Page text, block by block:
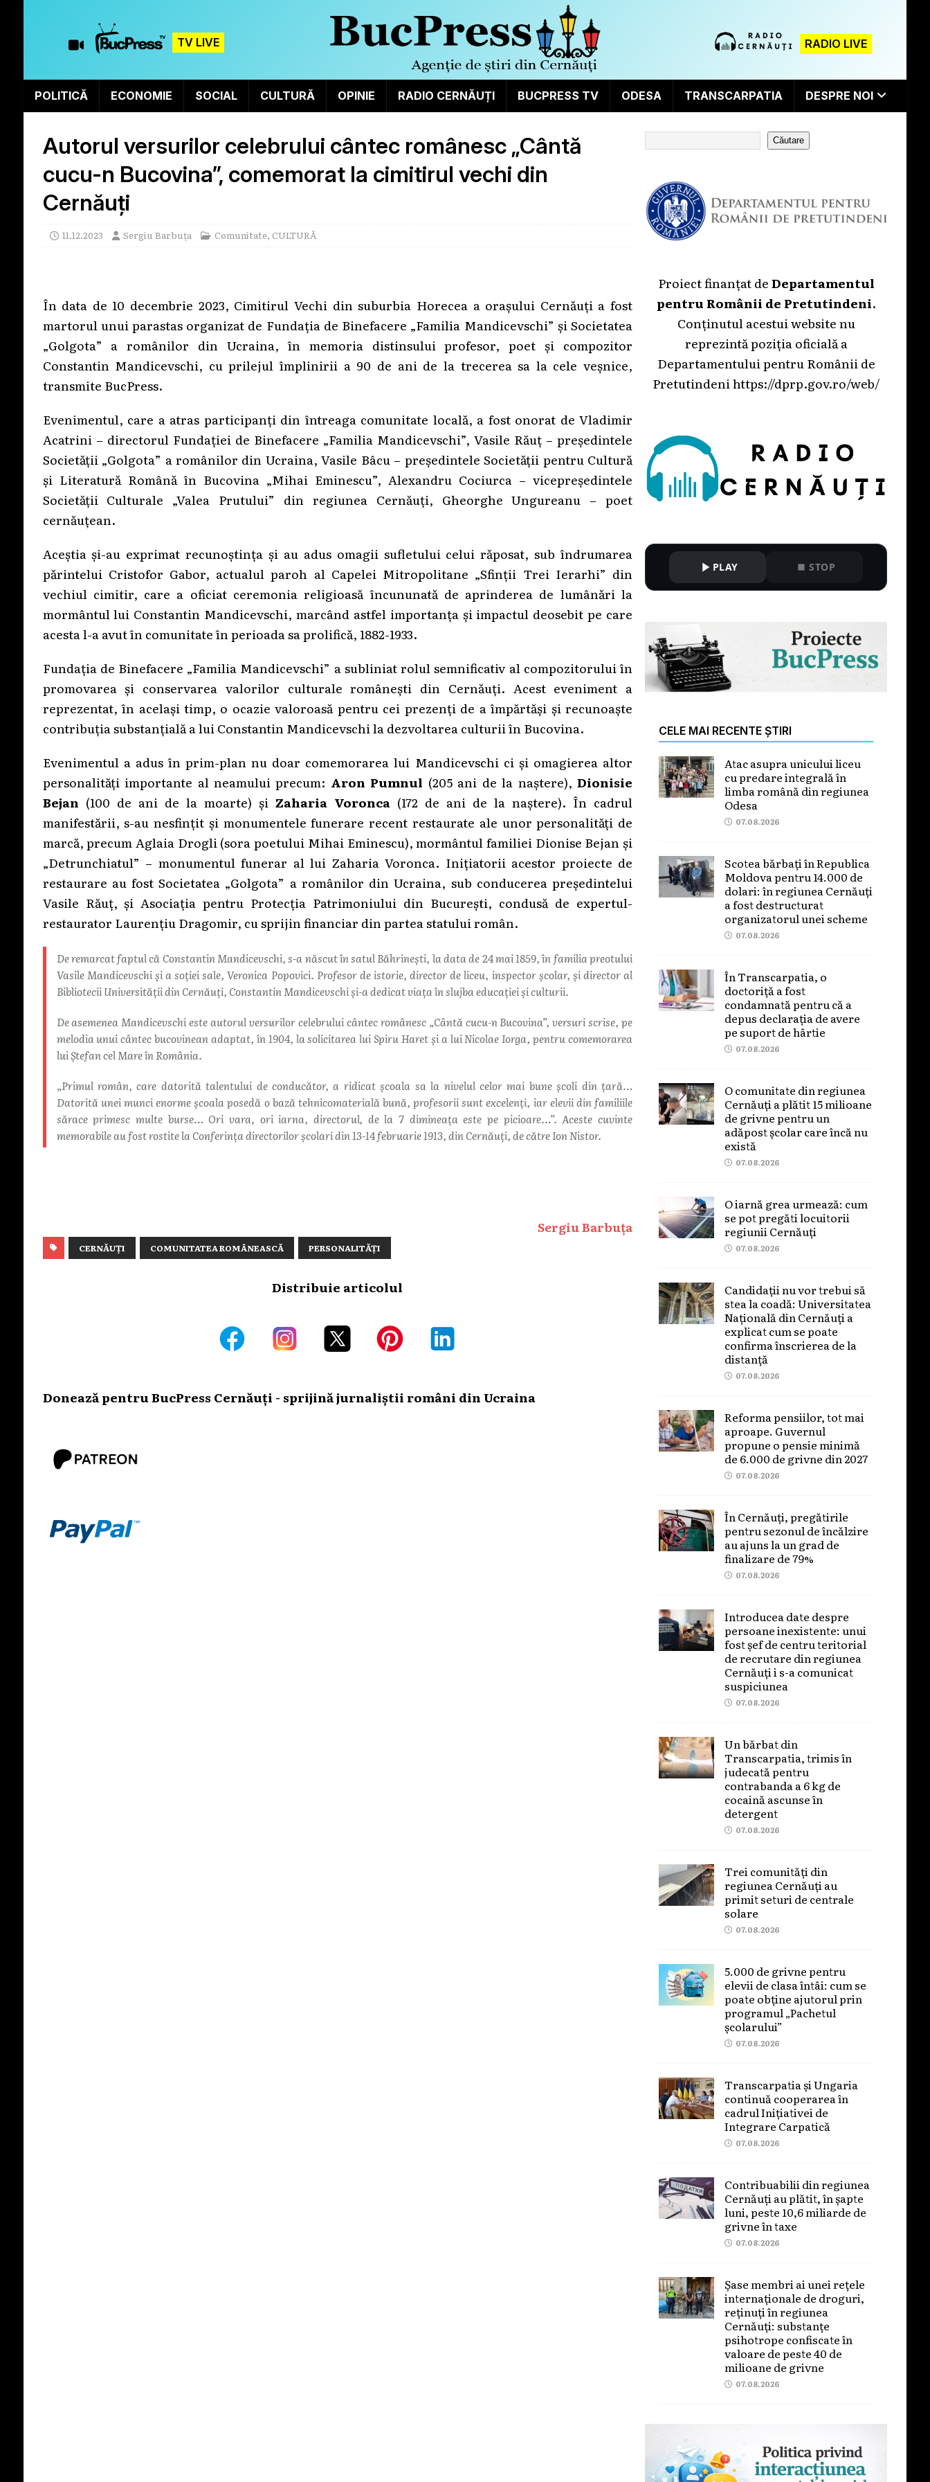
TV LIVE RADIO LIVE
POLITICĂ ECONOMIE SOCIAL CULTURĂ OPINIE RADIO CERNĂUȚI BUCPRESS TV ODESA TRANSCARPATIA DESPRE NOI
Autorul versurilor celebrului cântec românesc „Cântă
cucu-n Bucovina”, comemorat la cimitirul vechi din
Cernăuți
11.12.2023 Sergiu Barbuța Comunitate, CULTURĂ
În data de 10 decembrie 2023, Cimitirul Vechi din suburbia Horecea a orașului Cernăuți a fost
martorul unui parastas organizat de Fundația de Binefacere „Familia Mandicevschi” și Societatea
„Golgota” a românilor din Ucraina, în memoria distinsului profesor, poet și compozitor
Constantin Mandicevschi, cu prilejul împlinirii a 90 de ani de la trecerea sa la cele veșnice,
transmite BucPress.
Evenimentul, care a atras participanți din întreaga comunitate locală, a fost onorat de Vladimir
Acatrini – directorul Fundației de Binefacere „Familia Mandicevschi”, Vasile Răuț – președintele
Societății „Golgota” a românilor din Ucraina, Vasile Bâcu – președintele Societății pentru Cultură
și Literatură Română în Bucovina „Mihai Eminescu”, Alexandru Cociurca – vicepreședintele
Societății Culturale „Valea Prutului” din regiunea Cernăuți, Gheorghe Ungureanu – poet
cernăuțean.
Aceștia și-au exprimat recunoștința și au adus omagii sufletului celui răposat, sub îndrumarea
părintelui Cristofor Gabor, actualul paroh al Capelei Mitropolitane „Sfinții Trei Ierarhi” din
vechiul cimitir, care a oficiat ceremonia religioasă încununată de aprinderea de lumânări la
mormântul lui Constantin Mandicevschi, marcând astfel importanța și impactul deosebit pe care
acesta l-a avut în comunitate în perioada sa prolifică, 1882-1933.
Fundația de Binefacere „Familia Mandicevschi” a subliniat rolul semnificativ al compozitorului în
promovarea și conservarea valorilor culturale românești din Cernăuți. Acest eveniment a
reprezentat, în același timp, o ocazie valoroasă pentru cei prezenți de a împărtăși și recunoaște
contribuția substanțială a lui Constantin Mandicevschi la dezvoltarea culturii în Bucovina.
Evenimentul a adus în prim-plan nu doar comemorarea lui Mandicevschi ci și omagierea altor
personalități importante al neamului precum: Aron Pumnul (205 ani de la naștere),Dionisie
Bejan (100 de ani de la moarte) și Zaharia Voronca(172 de ani de la naștere). În cadrul
manifestării, s-au nesfințit și monumentele funerare recent restaurate ale unor personalități de
marcă, precum Aglaia Drogli (sora poetului Mihai Eminescu), mormântul familiei Dionise Bejan și
„Detrunchiatul” – monumentul funerar al lui Zaharia Voronca. Inițiatorii acestor proiecte de
restaurare au fost Societatea „Golgota” a românilor din Ucraina, sub conducerea președintelui
Vasile Răuț, și Asociația pentru Protecția Patrimoniului din București, condusă de expertul-
restaurator Laurențiu Dragomir, cu sprijin financiar din partea statului român.
De remarcat faptul că Constantin Mandicevschi, s-a născut în satul Băhrineşti, la data de 24 mai 1859, în familia preotului
Vasile Mandicevschi și a soției sale, Veronica Popovici. Profesor de istorie, director de liceu, inspector școlar, și director al
Bibliotecii Universității din Cernăuți, Constantin Mandicevschi și-a dedicat viața în slujba educației și culturii.
De asemenea Mandicevschi este autorul versurilor celebrului cântec românesc „Cântă cucu-n Bucovina”, versuri scrise, pe
melodia unui cântec bucovinean adaptat, în 1904, la solicitarea lui Spiru Haret și a lui Nicolae Iorga, pentru comemorarea
lui Ștefan cel Mare în România.
„Primul român, care datorită talentului de conducător, a ridicat școala sa la nivelul celor mai bune școli din țară…
Datorită unei munci enorme școala posedă o bază tehnicomaterială bună, profesorii sunt excelenți, iar elevii din familiile
sărace primesc multe burse… Ori vara, ori iarna, directorul, de la 7 dimineața este pe picioare…”. Aceste cuvinte
memorabile au fost rostite la Conferința directorilor școlari din 13-14 februarie 1913, din Cernăuți, de către Ion Nistor.
Sergiu Barbuța
CERNĂUȚI COMUNITATEA ROMÂNEASCĂ PERSONALITĂȚI
Distribuie articolul
Donează pentru BucPress Cernăuți - sprijină jurnaliștii români din Ucraina
Căutare
Proiect finanțat deDepartamentul
pentru Românii de Pretutindeni.
Conținutul acestui website nu
reprezintă poziția oficială a
Departamentului pentru Românii de
Pretutindenihttps://dprp.gov.ro/web/
PLAY STOP
CELE MAI RECENTE ȘTIRI
Atac asupra unicului liceu
cu predare integrală în
limba română din regiunea
Odesa
07.08.2026
Scotea bărbați în Republica
Moldova pentru 14.000 de
dolari: în regiunea Cernăuți
a fost destructurat
organizatorul unei scheme
07.08.2026
În Transcarpatia, o
doctoriță a fost
condamnată pentru că a
depus declarația de avere
pe suport de hârtie
07.08.2026
O comunitate din regiunea
Cernăuți a plătit 15 milioane
de grivne pentru un
adăpost școlar care încă nu
există
07.08.2026
O iarnă grea urmează: cum
se pot pregăti locuitorii
regiunii Cernăuți
07.08.2026
Candidații nu vor trebui să
stea la coadă: Universitatea
Națională din Cernăuți a
explicat cum se poate
confirma înscrierea de la
distanță
07.08.2026
Reforma pensiilor, tot mai
aproape. Guvernul
propune o pensie minimă
de 6.000 de grivne din 2027
07.08.2026
În Cernăuți, pregătirile
pentru sezonul de încălzire
au ajuns la un grad de
finalizare de 79%
07.08.2026
Introducea date despre
persoane inexistente: unui
fost șef de centru teritorial
de recrutare din regiunea
Cernăuți i s-a comunicat
suspiciunea
07.08.2026
Un bărbat din
Transcarpatia, trimis în
judecată pentru
contrabanda a 6 kg de
cocaină ascunse în
detergent
07.08.2026
Trei comunități din
regiunea Cernăuți au
primit seturi de centrale
solare
07.08.2026
5.000 de grivne pentru
elevii de clasa întâi: cum se
poate obține ajutorul prin
programul „Pachetul
școlarului”
07.08.2026
Transcarpatia și Ungaria
continuă cooperarea în
cadrul Inițiativei de
Integrare Carpatică
07.08.2026
Contribuabilii din regiunea
Cernăuți au plătit, în șapte
luni, peste 10,6 miliarde de
grivne în taxe
07.08.2026
Șase membri ai unei rețele
internaționale de droguri,
reținuți în regiunea
Cernăuți: substanțe
psihotrope confiscate în
valoare de peste 40 de
milioane de grivne
07.08.2026